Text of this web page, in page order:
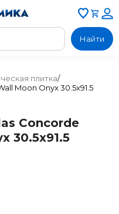
Найти
плитка/
Moon Onyx 30.5x91.5
Concorde
30.5x91.5